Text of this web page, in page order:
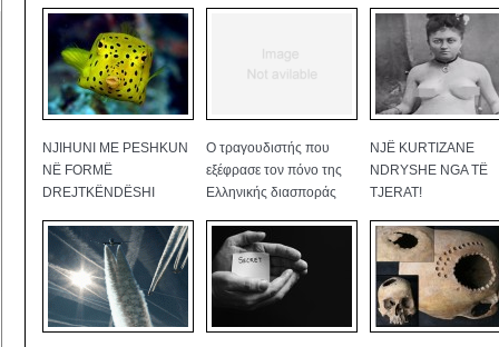
NJIHUNI ME PESHKUN
NË FORMË
DREJTKËNDËSHI
Ο τραγουδιστής που
εξέφρασε τον πόνο της
Ελληνικής διασποράς
NJË KURTIZANE
NDRYSHE NGA TË
TJERAT!